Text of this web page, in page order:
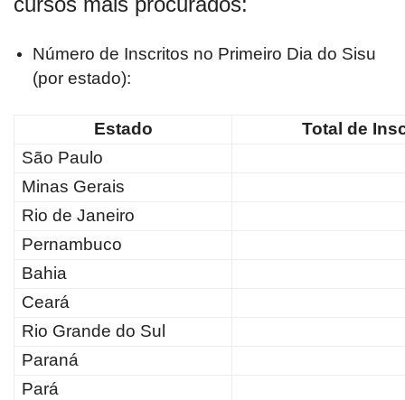
Número de Inscritos no Primeiro Dia do Sisu
(por estado):
Estado
Total de
São Paulo
Minas Gerais
Rio de Janeiro
Pernambuco
Bahia
Ceará
Rio Grande do Sul
Paraná
Pará